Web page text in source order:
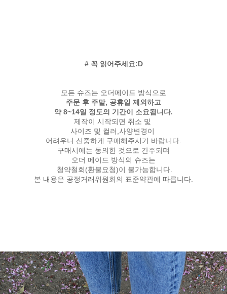
# 꼭 읽어주세요:D
모든 슈즈는 오더메이드 방식으로
주문 후 주말, 공휴일 제외하고
약 8~14일 정도의 기간이 소요됩니다.
제작이 시작되면 취소 및
사이즈 및 컬러,사양변경이
어려우니 신중하게 구매해주시기 바랍니다.
구매시에는 동의한 것으로 간주되며
오더 메이드 방식의 슈즈는
청약철회(환불요청)이 불가능합니다.
본 내용은 공정거래위원회의 표준약관에 따릅니다.